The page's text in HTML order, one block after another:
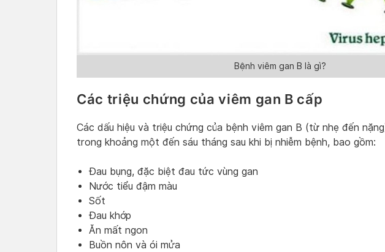
Bệnh viêm gan B là gì?
Các triệu chứng của viêm gan B cấp
Các dấu hiệu và triệu chứng của bệnh viêm gan B (từ nhẹ đến
trong khoảng một đến sáu tháng sau khi bị nhiễm bệnh, bao gồm:
Đau bụng, đặc biệt đau tức vùng gan
Nước tiểu đậm màu
Sốt
Đau khớp
Ăn mất ngon
Buồn nôn và ói mửa